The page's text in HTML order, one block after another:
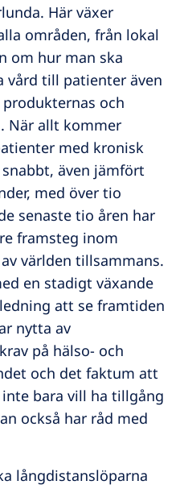
Här växer
områden, från lokal
om hur man ska
vård till patienter även
och
När allt kommer
med kronisk
även jämfört
med över tio
senaste tio åren har
framsteg inom
världen tillsammans.
en stadigt växande
att se framtiden
nytta av
på hälso- och
och det faktum att
bara vill ha tillgång
också har råd med
långdistanslöparna